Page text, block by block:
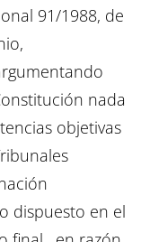
91/1988, de
nada
objetivas
dispuesto en el